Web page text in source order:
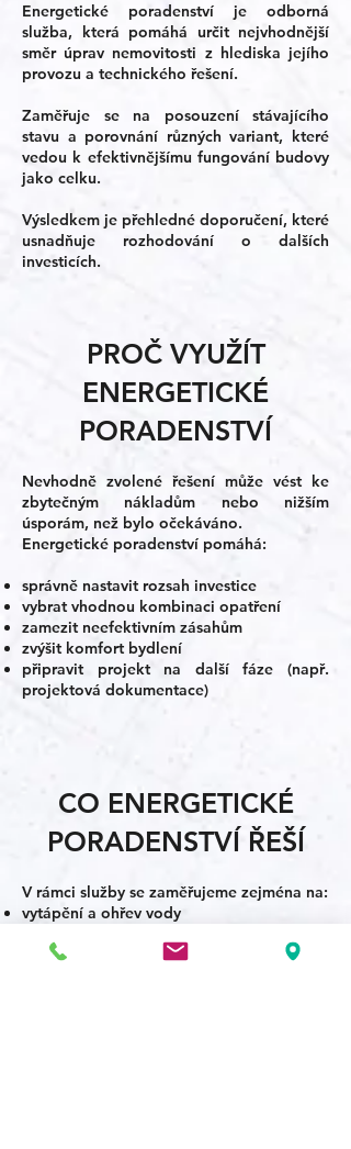
Energetické poradenství je odborná
služba, která pomáhá určit nejvhodnější
směr úprav nemovitosti z hlediska jejího
provozu a technického řešení.
Zaměřuje se na posouzení stávajícího
stavu a porovnání různých variant, které
vedou k efektivnějšímu fungování budovy
jako celku.
Výsledkem je přehledné doporučení, které
usnadňuje rozhodování o dalších
investicích.
PROČ VYUŽÍT
ENERGETICKÉ
PORADENSTVÍ
Nevhodně zvolené řešení může vést ke
zbytečným nákladům nebo nižším
úsporám, než bylo očekáváno.
Energetické poradenství pomáhá:
správně nastavit rozsah investice
vybrat vhodnou kombinaci opatření
zamezit neefektivním zásahům
zvýšit komfort bydlení
připravit projekt na další fáze (např.
projektová dokumentace)
CO ENERGETICKÉ
PORADENSTVÍ ŘEŠÍ
V rámci služby se zaměřujeme zejména na:
vytápění a ohřev vody
výměnu výplní otvorů (okna, dveře)